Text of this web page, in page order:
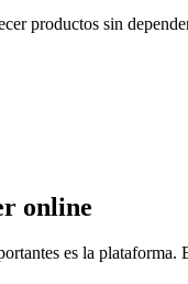
productos sin
online
es la plataforma.